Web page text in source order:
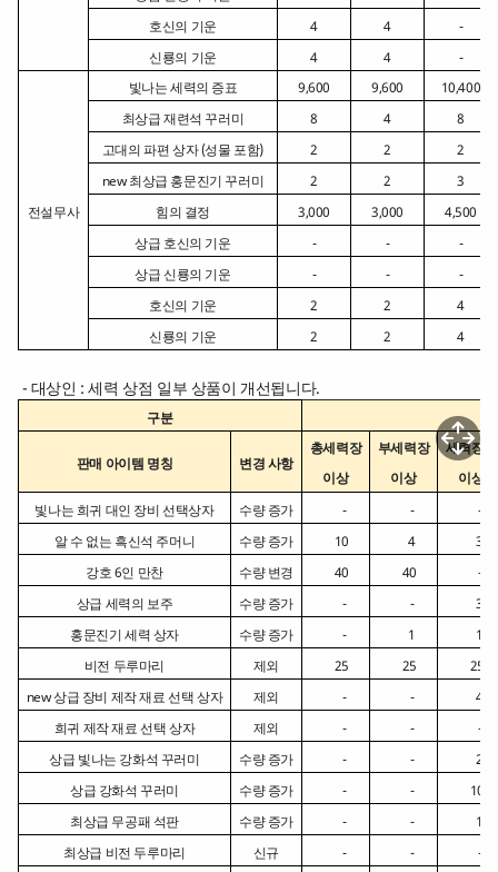
호신의 기운
4 4
-
신룡의 기운
4 4 -
전설무사
빛나는 세력의 증표 9,600 9,600
10,400
최상급 재련석 꾸러미
8 4
8
고대의 파편 상자 (성물 포함)
2 2
2
new 최상급 홍문진기 꾸러미
2 2
3
힘의 결정
3,000 3,000
4,500
상급 호신의 기운
- -
-
상급 신룡의 기운
- -
-
호신의 기운
2 2
4
신룡의 기운
2 2 4
- 대상인 : 세력 상점 일부 상품이 개선됩니다.
구분
판매 아이템 명칭 변경 사항
총세력장 부세력장
세력장군
이상
이상
이상
빛나는 희귀 대인 장비 선택상자
수량 증가 - -
-
알 수 없는 흑신석 주머니
수량 증가 10 4
3
강호 6인 만찬
수량 변경 40 40
-
상급 세력의 보주
수량 증가 - -
3
홍문진기 세력 상자
수량 증가 - 1
1
비전 두루마리
제외 25 25
25
new 상급 장비 제작 재료 선택 상자
제외 - -
4
희귀 제작 재료 선택 상자
제외 - -
-
상급 빛나는 강화석 꾸러미
수량 증가 - -
2
상급 강화석 꾸러미
수량 증가 - -
10
최상급 무공패 석판
수량 증가 - -
1
최상급 비전 두루마리
신규 - -
-